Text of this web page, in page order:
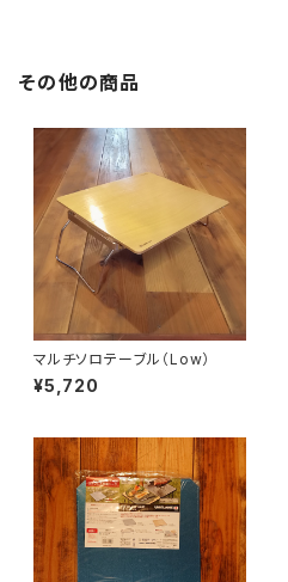
その他の商品
マルチソロテーブル（Low）
¥5,720